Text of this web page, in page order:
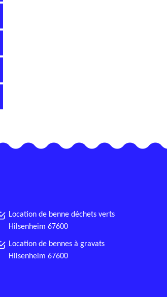
Location de benne déchets verts
Hilsenheim 67600
Location de bennes à gravats
Hilsenheim 67600